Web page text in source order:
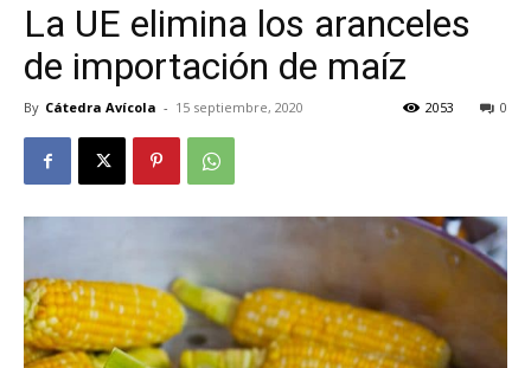
La UE elimina los aranceles
de importación de maíz
By Cátedra Avícola - 15 septiembre, 2020 0
2053